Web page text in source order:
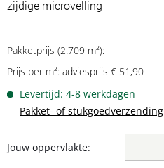
zijdige microvelling
Pakketprijs (2.709 m²):
Prijs per m²: adviesprijs € 51,90
Levertijd: 4-8 werkdagen
Pakket- of stukgoedverzending
Jouw oppervlakte: